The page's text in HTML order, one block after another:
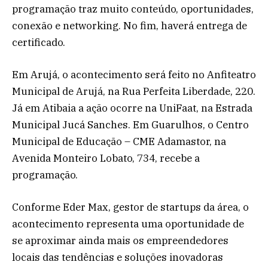
programação traz muito conteúdo, oportunidades,
conexão e networking. No fim, haverá entrega de
certificado.
Em Arujá, o acontecimento será feito no Anfiteatro
Municipal de Arujá, na Rua Perfeita Liberdade, 220.
Já em Atibaia a ação ocorre na UniFaat, na Estrada
Municipal Jucá Sanches. Em Guarulhos, o Centro
Municipal de Educação – CME Adamastor, na
Avenida Monteiro Lobato, 734, recebe a
programação.
Conforme Eder Max, gestor de startups da área, o
acontecimento representa uma oportunidade de
se aproximar ainda mais os empreendedores
locais das tendências e soluções inovadoras